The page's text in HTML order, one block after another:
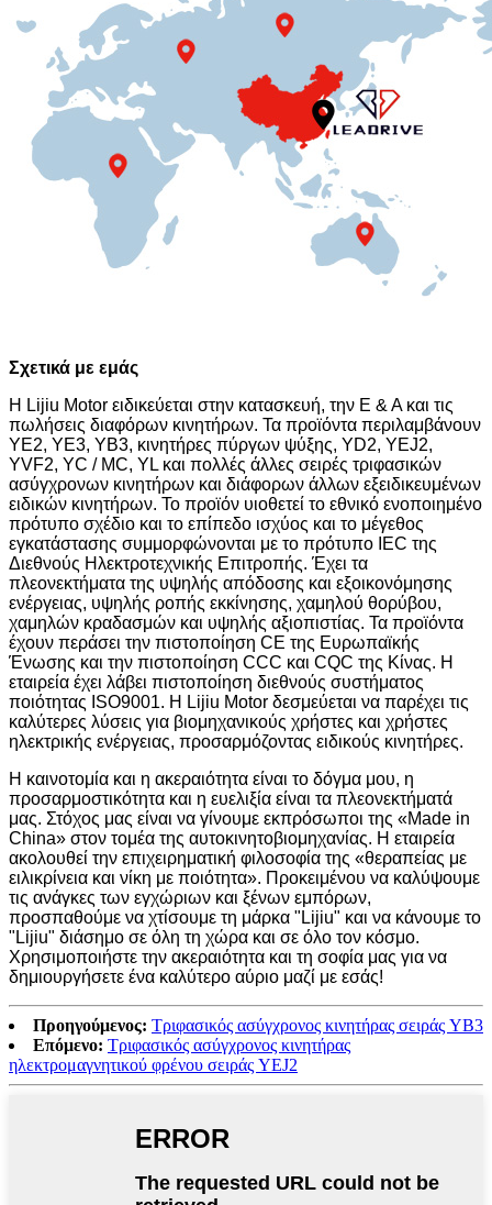
Σχετικά με εμάς
Η Lijiu Motor ειδικεύεται στην κατασκευή, την Ε & Α και τις
πωλήσεις διαφόρων κινητήρων. Τα προϊόντα περιλαμβάνουν
YE2, YE3, YB3, κινητήρες πύργων ψύξης, YD2, YEJ2,
YVF2, YC / MC, YL και πολλές άλλες σειρές τριφασικών
ασύγχρονων κινητήρων και διάφορων άλλων εξειδικευμένων
ειδικών κινητήρων. Το προϊόν υιοθετεί το εθνικό ενοποιημένο
πρότυπο σχέδιο και το επίπεδο ισχύος και το μέγεθος
εγκατάστασης συμμορφώνονται με το πρότυπο IEC της
Διεθνούς Ηλεκτροτεχνικής Επιτροπής. Έχει τα
πλεονεκτήματα της υψηλής απόδοσης και εξοικονόμησης
ενέργειας, υψηλής ροπής εκκίνησης, χαμηλού θορύβου,
χαμηλών κραδασμών και υψηλής αξιοπιστίας. Τα προϊόντα
έχουν περάσει την πιστοποίηση CE της Ευρωπαϊκής
Ένωσης και την πιστοποίηση CCC και CQC της Κίνας. Η
εταιρεία έχει λάβει πιστοποίηση διεθνούς συστήματος
ποιότητας ISO9001. Η Lijiu Motor δεσμεύεται να παρέχει τις
καλύτερες λύσεις για βιομηχανικούς χρήστες και χρήστες
ηλεκτρικής ενέργειας, προσαρμόζοντας ειδικούς κινητήρες.
Η καινοτομία και η ακεραιότητα είναι το δόγμα μου, η
προσαρμοστικότητα και η ευελιξία είναι τα πλεονεκτήματά
μας. Στόχος μας είναι να γίνουμε εκπρόσωποι της «Made in
China» στον τομέα της αυτοκινητοβιομηχανίας. Η εταιρεία
ακολουθεί την επιχειρηματική φιλοσοφία της «θεραπείας με
ειλικρίνεια και νίκη με ποιότητα». Προκειμένου να καλύψουμε
τις ανάγκες των εγχώριων και ξένων εμπόρων,
προσπαθούμε να χτίσουμε τη μάρκα "Lijiu" και να κάνουμε το
"Lijiu" διάσημο σε όλη τη χώρα και σε όλο τον κόσμο.
Χρησιμοποιήστε την ακεραιότητα και τη σοφία μας για να
δημιουργήσετε ένα καλύτερο αύριο μαζί με εσάς!
Προηγούμενος: Τριφασικός ασύγχρονος κινητήρας σειράς YB3
Επόμενο: Τριφασικός ασύγχρονος κινητήρας
ηλεκτρομαγνητικού φρένου σειράς YEJ2